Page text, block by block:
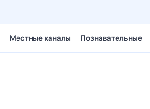
Местные каналы Познавательные